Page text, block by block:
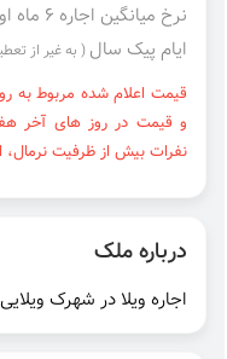
نرخ میانگین اجاره ۶ ماه اول سال
ایام پیک سال ( به غیر از
قیمت اعلام شده مربوط به
و قیمت در روز های آخر
نفرات بیش از ظرفیت نرمال،
درباره ملک
اجاره ویلا در شهرک